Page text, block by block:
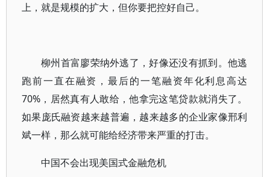
上，就是规模的扩大，但你要把控好自己。
柳州首富廖荣纳外逃了，好像还没有抓到。他逃
跑前一直在融资，最后的一笔融资年化利息高达
70%，居然真有人敢给，他拿完这笔贷款就消失了。
如果庞氏融资越来越普遍，越来越多的企业家像邢利
斌一样，那么就可能给经济带来严重的打击。
中国不会出现美国式金融危机